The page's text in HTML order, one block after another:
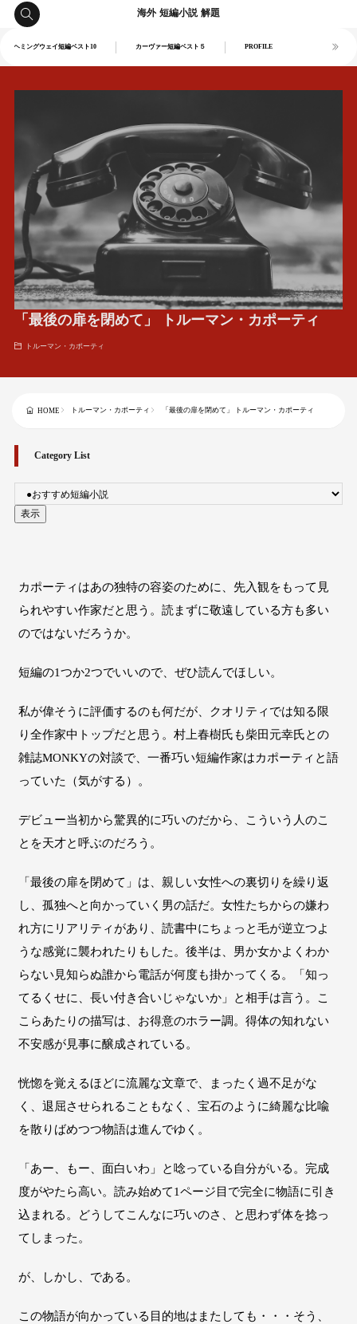
海外 短編小説 解題
ヘミングウェイ短編ベスト10 カーヴァー短編ベスト５ PROFILE
「最後の扉を閉めて」 トルーマン・カポーティ
トルーマン・カポーティ
HOME トルーマン・カポーティ 「最後の扉を閉めて」 トルーマン・カポーティ
Category List
カポーティはあの独特の容姿のために、先入観をもって見
られやすい作家だと思う。読まずに敬遠している方も多い
のではないだろうか。
短編の1つか2つでいいので、ぜひ読んでほしい。
私が偉そうに評価するのも何だが、クオリティでは知る限
り全作家中トップだと思う。村上春樹氏も柴田元幸氏との
雑誌MONKYの対談で、一番巧い短編作家はカポーティと語
っていた（気がする）。
デビュー当初から驚異的に巧いのだから、こういう人のこ
とを天才と呼ぶのだろう。
「最後の扉を閉めて」は、親しい女性への裏切りを繰り返
し、孤独へと向かっていく男の話だ。女性たちからの嫌わ
れ方にリアリティがあり、読書中にちょっと毛が逆立つよ
うな感覚に襲われたりもした。後半は、男か女かよくわか
らない見知らぬ誰から電話が何度も掛かってくる。「知っ
てるくせに、長い付き合いじゃないか」と相手は言う。こ
こらあたりの描写は、お得意のホラー調。得体の知れない
不安感が見事に醸成されている。
恍惚を覚えるほどに流麗な文章で、まったく過不足がな
く、退屈させられることもなく、宝石のように綺麗な比喩
を散りばめつつ物語は進んでゆく。
「あー、もー、面白いわ」と唸っている自分がいる。完成
度がやたら高い。読み始めて1ページ目で完全に物語に引き
込まれる。どうしてこんなに巧いのさ、と思わず体を捻っ
てしまった。
が、しかし、である。
この物語が向かっている目的地はまたしても・・・そう、